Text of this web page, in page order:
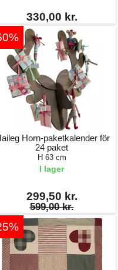
330,00 kr.
Horn-paketkalender för
24 paket
H 63 cm
I lager
299,50 kr.
599,00 kr.